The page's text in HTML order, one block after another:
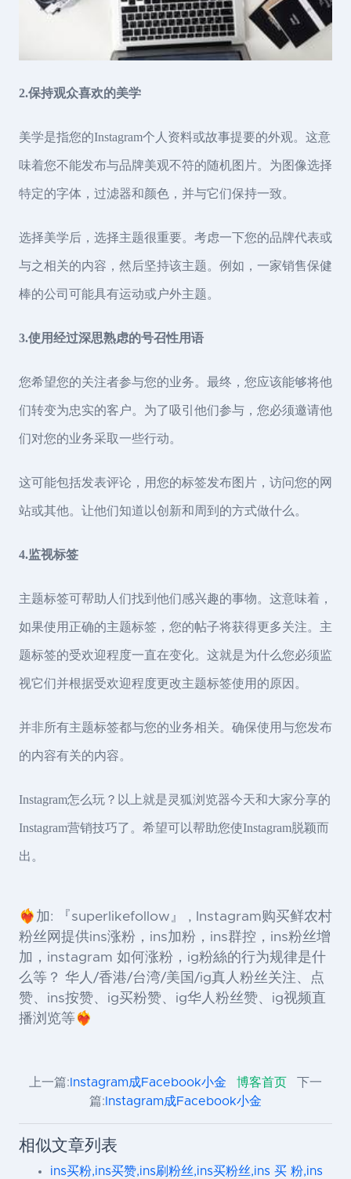
2.保持观众喜欢的美学
美学是指您的Instagram个人资料或故事提要的外观。这意
味着您不能发布与品牌美观不符的随机图片。为图像选择
特定的字体，过滤器和颜色，并与它们保持一致。
选择美学后，选择主题很重要。考虑一下您的品牌代表或
与之相关的内容，然后坚持该主题。例如，一家销售保健
棒的公司可能具有运动或户外主题。
3.使用经过深思熟虑的号召性用语
您希望您的关注者参与您的业务。最终，您应该能够将他
们转变为忠实的客户。为了吸引他们参与，您必须邀请他
们对您的业务采取一些行动。
这可能包括发表评论，用您的标签发布图片，访问您的网
站或其他。让他们知道以创新和周到的方式做什么。
4.监视标签
主题标签可帮助人们找到他们感兴趣的事物。这意味着，
如果使用正确的主题标签，您的帖子将获得更多关注。主
题标签的受欢迎程度一直在变化。这就是为什么您必须监
视它们并根据受欢迎程度更改主题标签使用的原因。
并非所有主题标签都与您的业务相关。确保使用与您发布
的内容有关的内容。
Instagram怎么玩？以上就是灵狐浏览器今天和大家分享的
Instagram营销技巧了。希望可以帮助您使Instagram脱颖而
出。
❤️‍🔥加: 『superlikefollow』 , Instagram购买鲜农村
粉丝网提供ins涨粉，ins加粉，ins群控，ins粉丝增
加，instagram 如何涨粉，ig粉絲的行为规律是什
么等？ 华人/香港/台湾/美国/ig真人粉丝关注、点
赞、ins按赞、ig买粉赞、ig华人粉丝赞、ig视频直
播浏览等❤️‍🔥
上一篇: Instagram成Facebook小金 博客首页
下一
篇: Instagram成Facebook小金
相似文章列表
ins买粉,ins买赞,ins刷粉丝,ins买粉丝,ins 买 粉,ins